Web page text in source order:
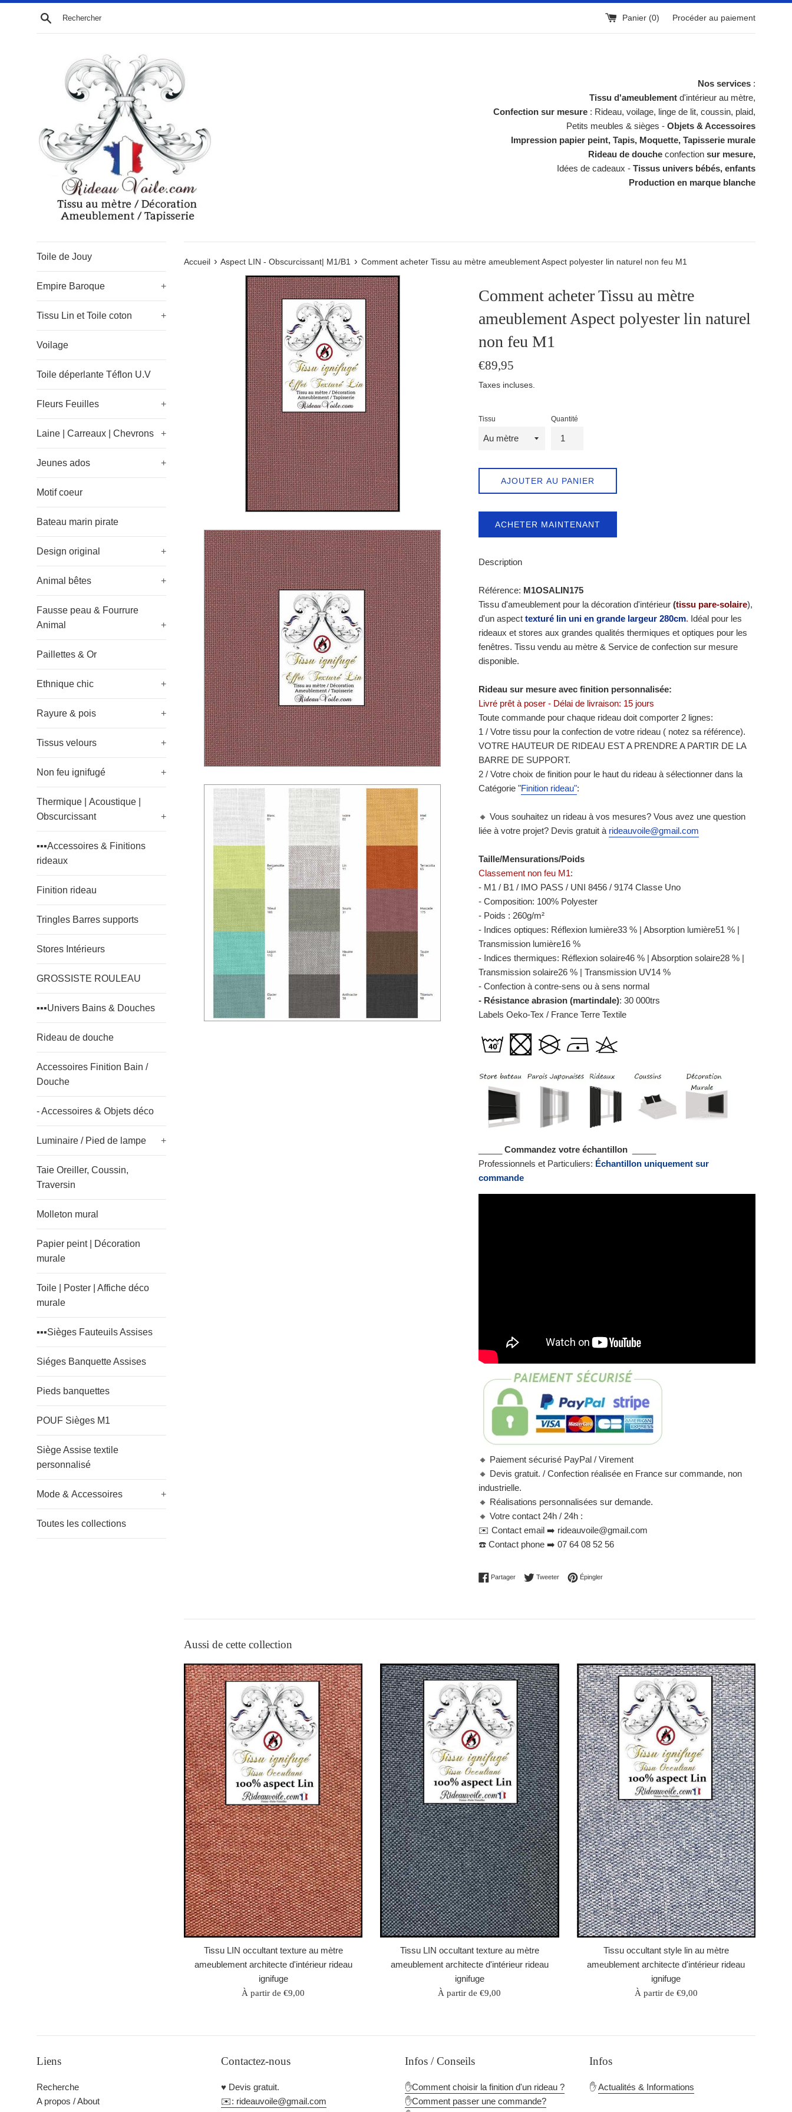
Passer
Recherche Panier (0) Procéder au paiement
Nos services :
Tissu d'ameublement d'intérieur au mètre,
Confection sur mesure : Rideau, voilage, linge de lit, coussin, plaid,
Petits meubles & sièges - Objets & Accessoires
Impression papier peint, Tapis, Moquette, Tapisserie murale
Rideau de douche confection sur mesure,
Idées de cadeaux - Tissus univers bébés, enfants
Production en marque blanche
Toile de Jouy
Empire Baroque +
Tissu Lin et Toile coton +
Voilage
Toile déperlante Téflon U.V
Fleurs Feuilles +
Laine | Carreaux | Chevrons +
Jeunes ados +
Motif coeur
Bateau marin pirate
Design original +
Animal bêtes +
Fausse peau & Fourrure
Animal
+
Paillettes & Or
Ethnique chic +
Rayure & pois +
Tissus velours +
Non feu ignifugé +
Thermique | Acoustique |
Obscurcissant
+
▪️▪️▪️Accessoires & Finitions
rideaux
Finition rideau
Tringles Barres supports
Stores Intérieurs
GROSSISTE ROULEAU
▪️▪️▪️Univers Bains & Douches
Rideau de douche
Accessoires Finition Bain /
Douche
- Accessoires & Objets déco
Luminaire / Pied de lampe +
Taie Oreiller, Coussin,
Traversin
Molleton mural
Papier peint | Décoration
murale
Toile | Poster | Affiche déco
murale
▪️▪️▪️Sièges Fauteuils Assises
Siéges Banquette Assises
Pieds banquettes
POUF Sièges M1
Siège Assise textile
personnalisé
Mode & Accessoires +
Toutes les collections
Accueil › Aspect LIN - Obscurcissant| M1/B1 › Comment acheter Tissu au mètre ameublement Aspect polyester lin naturel non feu M1
Comment acheter Tissu au mètre
ameublement Aspect polyester lin naturel
non feu M1
Prix
€89,95
Taxes incluses.
Tissu Quantité
AJOUTER AU PANIER
ACHETER MAINTENANT
Description
Référence: M1OSALIN175
Tissu d'ameublement pour la décoration d'intérieur (tissu pare-solaire),
d'un aspect texturé lin uni en grande largeur 280cm. Idéal pour les
rideaux et stores aux grandes qualités thermiques et optiques pour les
fenêtres. Tissu vendu au mètre & Service de confection sur mesure
disponible.
Rideau sur mesure avec finition personnalisée:
Livré prêt à poser - Délai de livraison: 15 jours
Toute commande pour chaque rideau doit comporter 2 lignes:
1 / Votre tissu pour la confection de votre rideau ( notez sa référence).
VOTRE HAUTEUR DE RIDEAU EST A PRENDRE A PARTIR DE LA
BARRE DE SUPPORT.
2 / Votre choix de finition pour le haut du rideau à sélectionner dans la
Catégorie "Finition rideau":
🔸 Vous souhaitez un rideau à vos mesures? Vous avez une question
liée à votre projet? Devis gratuit à rideauvoile@gmail.com
Taille/Mensurations/Poids
Classement non feu M1:
- M1 / B1 / IMO PASS / UNI 8456 / 9174 Classe Uno
- Composition: 100% Polyester
- Poids : 260g/m²
- Indices optiques: Réflexion lumière33 % | Absorption lumière51 % |
Transmission lumière16 %
- Indices thermiques: Réflexion solaire46 % | Absorption solaire28 % |
Transmission solaire26 % | Transmission UV14 %
- Confection à contre-sens ou à sens normal
- Résistance abrasion (martindale): 30 000trs
Labels Oeko-Tex / France Terre Textile
Commandez votre échantillon
Professionnels et Particuliers: Échantillon uniquement sur
commande
🔸 Paiement sécurisé PayPal / Virement
🔸 Devis gratuit. / Confection réalisée en France sur commande, non
industrielle.
🔸 Réalisations personnalisées sur demande.
🔸 Votre contact 24h / 24h :
✉️ Contact email ➡️ rideauvoile@gmail.com
☎️ Contact phone ➡️ 07 64 08 52 56
PartagerPartager sur Facebook
TweeterTweeter sur Twitter
ÉpinglerÉpingler sur Pinterest
Aussi de cette collection
Tissu LIN occultant texture au mètre
ameublement architecte d'intérieur rideau
ignifuge
À partir de €9,00
Tissu LIN occultant texture au mètre
ameublement architecte d'intérieur rideau
ignifuge
À partir de €9,00
Tissu occultant style lin au mètre
ameublement architecte d'intérieur rideau
ignifuge
À partir de €9,00
Liens
Recherche
A propos / About
Contactez-nous
♥️ Devis gratuit.
✉️: rideauvoile@gmail.com
Infos / Conseils
✋Comment choisir la finition d'un rideau ?
✋Comment passer une commande?
Infos
✋Actualités & Informations